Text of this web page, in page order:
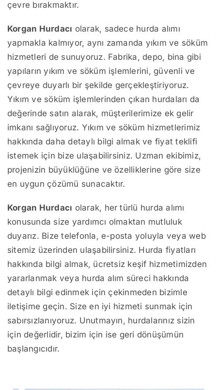
çevre bırakmaktır.
Korgan Hurdacı olarak, sadece hurda alımı
yapmakla kalmıyor, aynı zamanda yıkım ve söküm
hizmetleri de sunuyoruz. Fabrika, depo, bina gibi
yapıların yıkım ve söküm işlemlerini, güvenli ve
çevreye duyarlı bir şekilde gerçekleştiriyoruz.
Yıkım ve söküm işlemlerinden çıkan hurdaları da
değerinde satın alarak, müşterilerimize ek gelir
imkanı sağlıyoruz. Yıkım ve söküm hizmetlerimiz
hakkında daha detaylı bilgi almak ve fiyat teklifi
istemek için bize ulaşabilirsiniz. Uzman ekibimiz,
projenizin büyüklüğüne ve özelliklerine göre size
en uygun çözümü sunacaktır.
Korgan Hurdacı olarak, her türlü hurda alımı
konusunda size yardımcı olmaktan mutluluk
duyarız. Bize telefonla, e-posta yoluyla veya web
sitemiz üzerinden ulaşabilirsiniz. Hurda fiyatları
hakkında bilgi almak, ücretsiz keşif hizmetimizden
yararlanmak veya hurda alım süreci hakkında
detaylı bilgi edinmek için çekinmeden bizimle
iletişime geçin. Size en iyi hizmeti sunmak için
sabırsızlanıyoruz. Unutmayın, hurdalarınız sizin
için değerlidir, bizim için ise geri dönüşümün
başlangıcıdır.